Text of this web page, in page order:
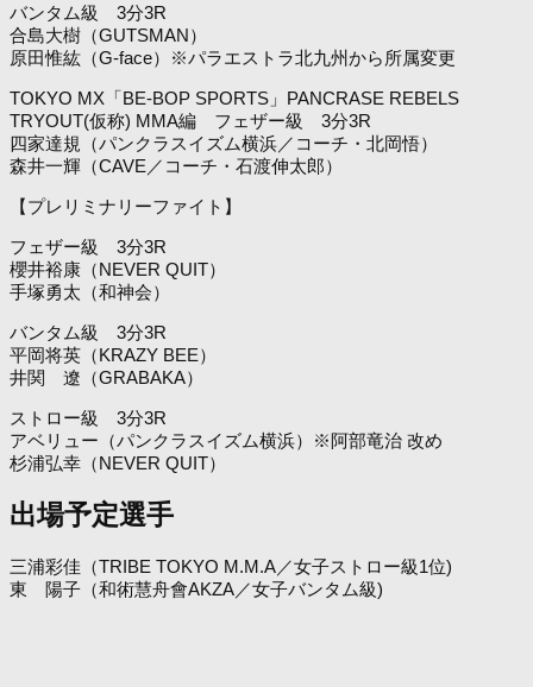
バンタム級 3分3R
合島大樹（GUTSMAN）
原田惟紘（G-face）※パラエストラ北九州から所属変更
TOKYO MX「BE-BOP SPORTS」PANCRASE REBELS
TRYOUT(仮称) MMA編 フェザー級 3分3R
四家達規（パンクラスイズム横浜／コーチ・北岡悟）
森井一輝（CAVE／コーチ・石渡伸太郎）
【プレリミナリーファイト】
フェザー級 3分3R
櫻井裕康（NEVER QUIT）
手塚勇太（和神会）
バンタム級 3分3R
平岡将英（KRAZY BEE）
井関 遼（GRABAKA）
ストロー級 3分3R
アベリュー（パンクラスイズム横浜）※阿部竜治 改め
杉浦弘幸（NEVER QUIT）
出場予定選手
三浦彩佳（TRIBE TOKYO M.M.A／女子ストロー級1位)
東 陽子（和術慧舟會AKZA／女子バンタム級)